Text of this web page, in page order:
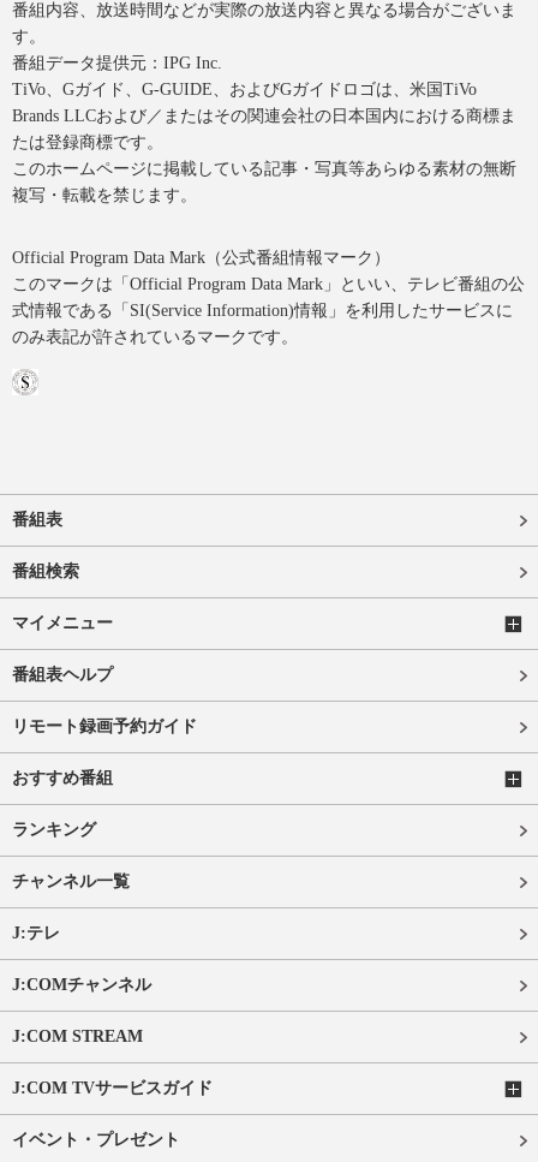
番組内容、放送時間などが実際の放送内容と異なる場合がございま
す。
番組データ提供元：IPG Inc.
TiVo、Gガイド、G-GUIDE、およびGガイドロゴは、米国TiVo
Brands LLCおよび／またはその関連会社の日本国内における商標ま
たは登録商標です。
このホームページに掲載している記事・写真等あらゆる素材の無断
複写・転載を禁じます。
Official Program Data Mark（公式番組情報マーク）
このマークは「Official Program Data Mark」といい、テレビ番組の公
式情報である「SI(Service Information)情報」を利用したサービスに
のみ表記が許されているマークです。
番組表
番組検索
マイメニュー
番組表ヘルプ
リモート録画予約ガイド
おすすめ番組
ランキング
チャンネル一覧
J:テレ
J:COMチャンネル
J:COM STREAM
J:COM TVサービスガイド
イベント・プレゼント